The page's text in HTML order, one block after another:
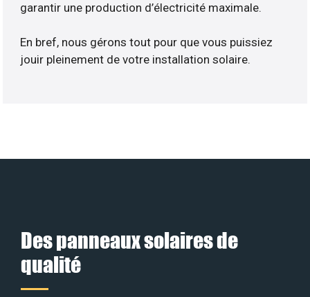
garantir une production d’électricité maximale.
En bref, nous gérons tout pour que vous puissiez
jouir pleinement de votre installation solaire.
Des panneaux solaires de
qualité